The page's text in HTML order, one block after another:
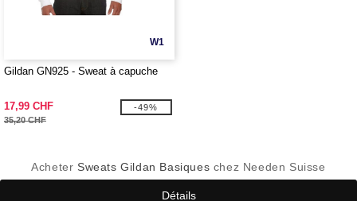
W1
Gildan GN925 - Sweat à capuche
17,99 CHF
35,20 CHF
-49%
Acheter Sweats Gildan Basiques chez Needen Suisse
Détails